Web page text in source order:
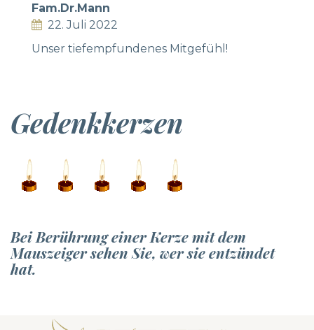
Fam.Dr.Mann
22. Juli 2022
Unser tiefempfundenes Mitgefühl!
Gedenkkerzen
Bei Berührung einer Kerze mit dem
Mauszeiger sehen Sie, wer sie entzündet
hat.